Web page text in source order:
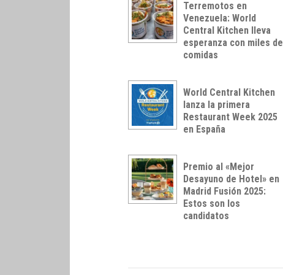
Terremotos en
Venezuela: World
Central Kitchen lleva
esperanza con miles de
comidas
World Central Kitchen
lanza la primera
Restaurant Week 2025
en España
Premio al «Mejor
Desayuno de Hotel» en
Madrid Fusión 2025:
Estos son los
candidatos